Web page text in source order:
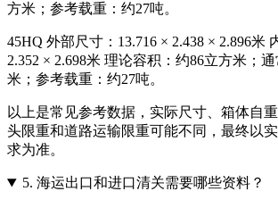
方米；参考载重：约27吨。
45HQ 外部尺寸：13.716 × 2.438 × 2.896米
2.352 × 2.698米 理论容积：约86立方米；
米；参考载重：约27吨。
以上是常见参考数据，实际尺寸、箱体自
头限重和道路运输限重可能不同，最终以
求为准。
5. 海运出口和进口清关需要哪些资料？